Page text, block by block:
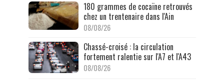
180 grammes de cocaïne retrouvés
chez un trentenaire dans l'Ain
08/08/26
Chassé-croisé : la circulation
fortement ralentie sur l'A7 et l'A43
08/08/26